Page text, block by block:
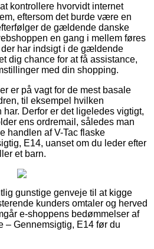
kontrollere hvorvidt internet
eftersom det burde være en
de gældende danske
en gang i mellem føres
har indsigt i de gældende
dig chance for at få assistance,
med din shopping.
er på vagt for de mest basale
til eksempel hvilken
Derfor er det ligeledes vigtigt,
ens ordremail, således man
handlen af V-Tac flaske
E14, uanset om du leder efter
et barn.
gunstige genveje til at kigge
kunders omtaler og herved
e-shoppens bedømmelser af
– Gennemsigtig, E14 før du